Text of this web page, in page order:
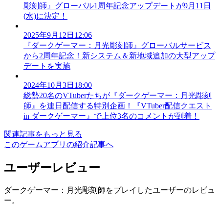
彫刻師』グローバル1周年記念アップデートが9月11日
(水)に決定！
2025年9月12日12:06
『ダークゲーマー：月光彫刻師』グローバルサービス
から2周年記念！新システム＆新地域追加の大型アップ
デートを実施
2024年10月3日18:00
総勢20名のVTuberたちが『ダークゲーマー：月光彫刻
師』を連日配信する特別企画！『VTuber配信クエスト
in ダークゲーマー』で上位3名のコメントが到着！
関連記事をもっと見る
このゲームアプリの紹介記事へ
ユーザーレビュー
ダークゲーマー：月光彫刻師をプレイしたユーザーのレビュ
ー。